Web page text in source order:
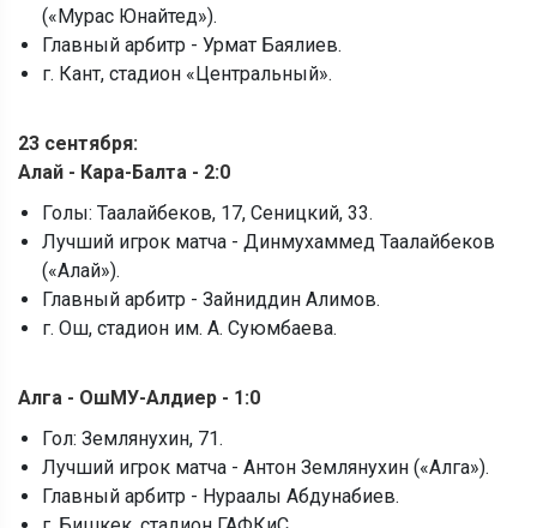
(«Мурас Юнайтед»).
Главный арбитр - Урмат Баялиев.
г. Кант, стадион «Центральный».
23 сентября:
Алай - Кара-Балта - 2:0
Голы: Таалайбеков, 17, Сеницкий, 33.
Лучший игрок матча - Динмухаммед Таалайбеков
(«Алай»).
Главный арбитр - Зайниддин Алимов.
г. Ош, стадион им. А. Суюмбаева.
Алга - ОшМУ-Алдиер - 1:0
Гол: Землянухин, 71.
Лучший игрок матча - Антон Землянухин («Алга»).
Главный арбитр - Нураалы Абдунабиев.